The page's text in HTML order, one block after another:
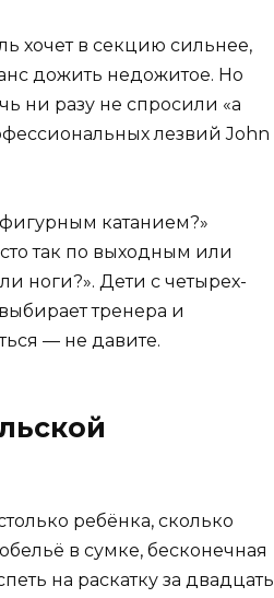
хочет в секцию сильнее,
дожить недожитое. Но
ни разу не спросили «а
лезвий John
катанием?»
так по выходным или
ноги?». Дети с четырех-
тренера и
— не давите.
ребёнка, сколько
в сумке, бесконечная
на раскатку за двадцать